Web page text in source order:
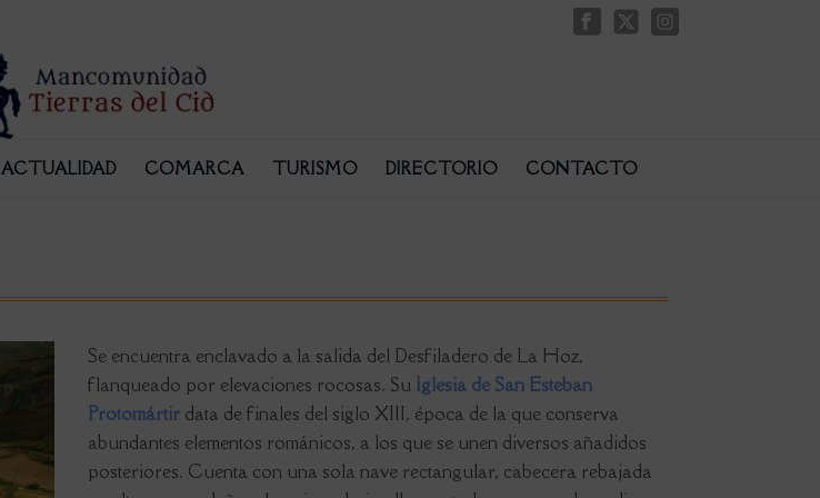
ACTUALIDAD COMARCA TURISMO DIRECTORIO CONTACTO
Se encuentra enclavado a la salida del Desfiladero de La Hoz,
flanqueado por elevaciones rocosas. Su Iglesia de San Esteban
Protomártirdata de finales del siglo XIII, época de la que conserva
abundantes elementos románicos, a los que se unen diversos añadidos
posteriores. Cuenta con una sola nave rectangular, cabecera rebajada